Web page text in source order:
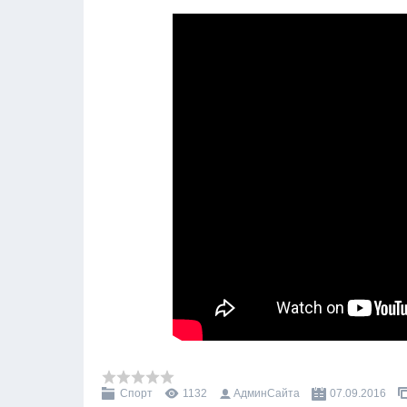
Спорт 1132 АдминСайта 07.09.2016